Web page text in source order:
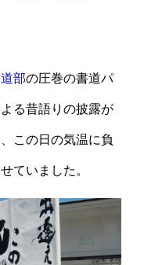
部の圧巻の書道パ
る昔語りの披露が
この日の気温に負
ていました。